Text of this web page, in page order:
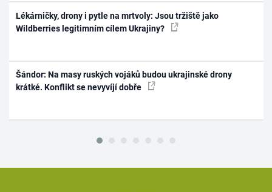
Lékárničky, drony i pytle na mrtvoly: Jsou tržiště jako
Wildberries legitimním cílem Ukrajiny?
Šándor: Na masy ruských vojáků budou ukrajinské drony
krátké. Konflikt se nevyvíjí dobře